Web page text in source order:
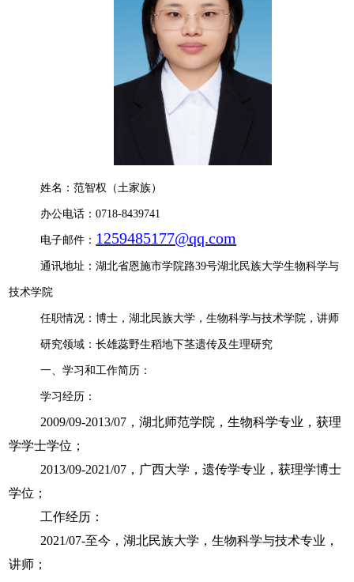
姓名：范智权（土家族）
办公电话：0718-8439741
电子邮件： 1259485177@qq.com
通讯地址：湖北省恩施市学院路39号湖北民族大学生物科学与
技术学院
任职情况：博士，湖北民族大学，生物科学与技术学院，讲师
研究领域：长雄蕊野生稻地下茎遗传及生理研究
一、学习和工作简历：
学习经历：
2009/09-2013/07 ，湖北师范学院，生物科学专业，获理
学学士学位；
2013/09-2021/07 ，广西大学，遗传学专业，获理学博士
学位；
工作经历：
2021/07-至今，湖北民族大学，生物科学与技术专业，
讲师；